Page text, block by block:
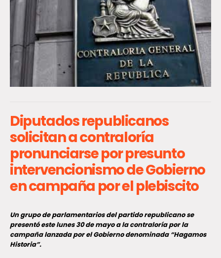
Diputados republicanos
solicitan a contraloría
pronunciarse por presunto
intervencionismo de Gobierno
en campaña por el plebiscito
Un grupo de parlamentarios del partido republicano se
presentó este lunes 30 de mayo a la contraloría por la
campaña lanzada por el Gobierno denominada “Hagamos
Historia”.